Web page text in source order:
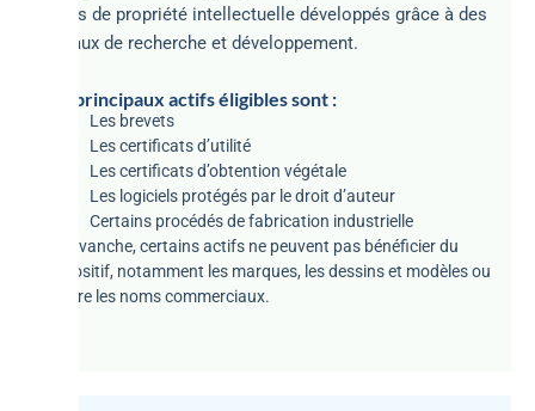
actifs de propriété intellectuelle développés grâce à des
travaux de recherche et développement.
Les principaux actifs éligibles sont :
Les brevets
Les certificats d’utilité
Les certificats d’obtention végétale
Les logiciels protégés par le droit d’auteur
Certains procédés de fabrication industrielle
En revanche, certains actifs ne peuvent pas bénéficier du
dispositif, notamment les marques, les dessins et modèles ou
encore les noms commerciaux.